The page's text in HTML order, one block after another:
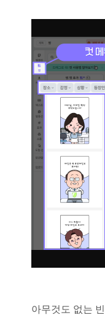
아무것도 없는